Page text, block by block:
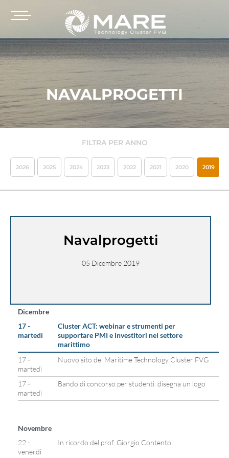
NAVALPROGETTI
FILTRA PER ANNO
2026 2025 2024 2023 2022 2021 2020 2019
Navalprogetti
05 Dicembre 2019
Dicembre
17 -
martedì
Cluster ACT: webinar e strumenti per
supportare PMI e investitori nel settore
marittimo
17 -
martedì
Nuovo sito del Maritime Technology Cluster FVG
17 -
martedì
Bando di concorso per studenti: disegna un logo
Novembre
22 -
venerdì
In ricordo del prof. Giorgio Contento